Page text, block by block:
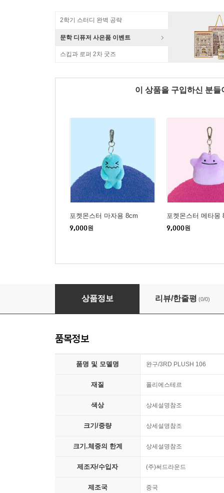
2학기 스터디 완벽 공략
문학 디퓨저 사은품 이벤트
스킵과 로퍼 2차 굿즈
이 상품을 구입하신 분
포켓몬스터 마자용 8cm
9,000원
포켓몬스터 메타몽
9,000원
포켓몬스터 먹고자 8cm
상품정보 리뷰/한줄평 (0/0)
품목정보
품명 및 모델명 완구/3RD PLUSH 106
재질 폴리에스테르
색상 상세설명참조
크기/중량 상세설명참조
크기.체중의 한계 상세설명참조
제조자/수입자 (주)써드라운드
제조국 중국